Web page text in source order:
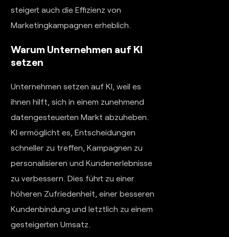
steigert auch die Effizienz von
Marketingkampagnen erheblich.
Warum Unternehmen auf KI
setzen
Unternehmen setzen auf KI, weil es
ihnen hilft, sich in einem zunehmend
datengesteuerten Markt abzuheben.
KI ermöglicht es, Entscheidungen
schneller zu treffen, Kampagnen zu
personalisieren und Kundenerlebnisse
zu verbessern. Dies führt zu einer
höheren Zufriedenheit, einer besseren
Kundenbindung und letztlich zu einem
gesteigerten Umsatz.